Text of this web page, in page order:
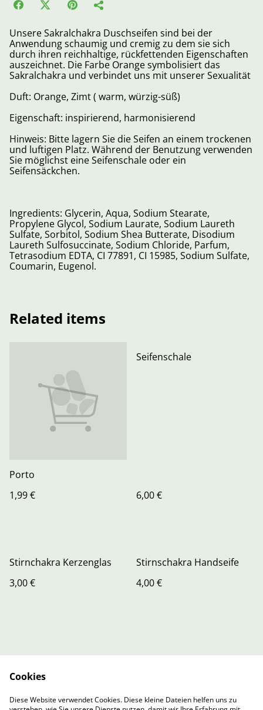
Unsere Sakralchakra Duschseifen sind bei der
Anwendung schaumig und cremig zu dem sie sich
durch ihren reichhaltige, rückfettenden Eigenschaften
auszeichnet. Die Farbe Orange symbolisiert das
Sakralchakra und verbindet uns mit unserer Sexualität
Duft: Orange, Zimt ( warm, würzig-süß)
Eigenschaft: inspirierend, harmonisierend
Hinweis: Bitte lagern Sie die Seifen an einem trockenen
und luftigen Platz. Während der Benutzung verwenden
Sie möglichst eine Seifenschale oder ein
Seifensäckchen.
Ingredients: Glycerin, Aqua, Sodium Stearate,
Propylene Glycol, Sodium Laurate, Sodium Laureth
Sulfate, Sorbitol, Sodium Shea Butterate, Disodium
Laureth Sulfosuccinate, Sodium Chloride, Parfum,
Tetrasodium EDTA, CI 77891, CI 15985, Sodium Sulfate,
Coumarin, Eugenol.
Related items
Porto
1,99 €
Seifenschale
6,00 €
Stirnchakra Kerzenglas
3,00 €
Stirnschakra Handseife
4,00 €
Privacy Policy
Cookie Policy
Cookies
Diese Website verwendet Cookies. Diese kleine Dateien helfen uns zu